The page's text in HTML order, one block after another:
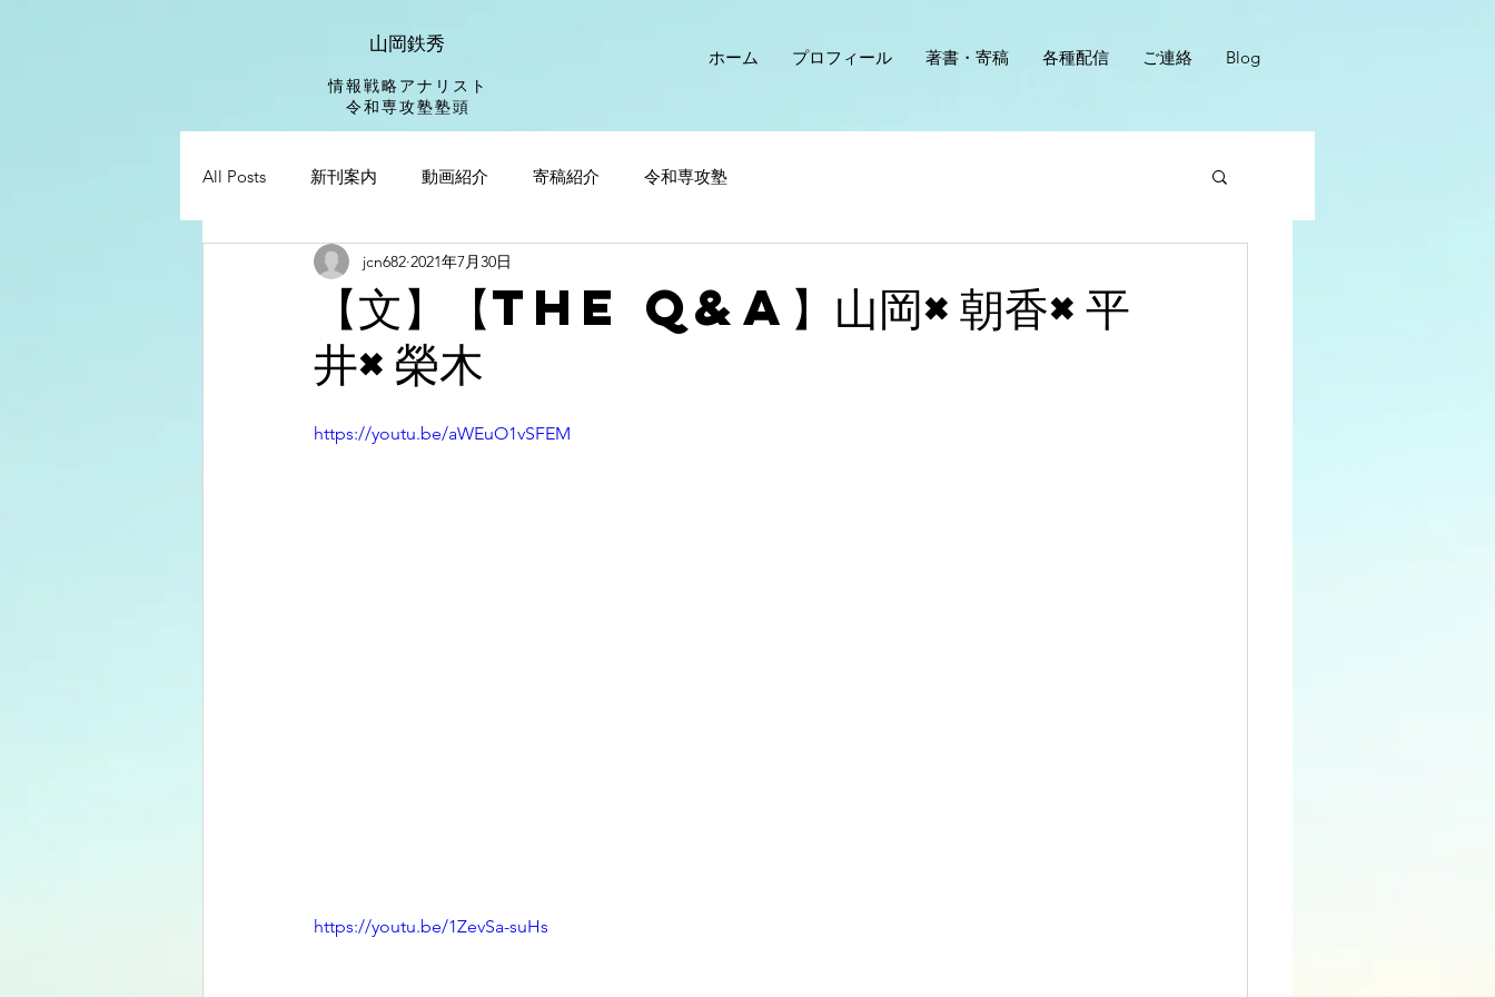
山岡鉄秀
情報戦略アナリスト
​令和専攻塾塾頭
ホーム プロフィール 著書・寄稿 各種配信 ご連絡 Blog
All Posts 新刊案内 動画紹介 寄稿紹介 令和専攻塾
【文】【The Q&A】山岡×朝香×平
井×榮木
jcn682 2021年7月30日
https://youtu.be/aWEuO1vSFEM
https://youtu.be/1ZevSa-suHs